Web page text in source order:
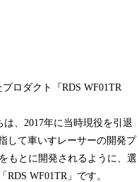
ロダクト『RDS WF01TR
、2017年に当時現役を引退
して車いすレーサーの開発プ
もとに開発されるように、選
WF01TR」です。